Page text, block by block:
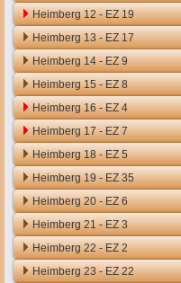
Heimberg 12 - EZ 19
Heimberg 13 - EZ 17
Heimberg 14 - EZ 9
Heimberg 15 - EZ 8
Heimberg 16 - EZ 4
Heimberg 17 - EZ 7
Heimberg 18 - EZ 5
Heimberg 19 - EZ 35
Heimberg 20 - EZ 6
Heimberg 21 - EZ 3
Heimberg 22 - EZ 2
Heimberg 23 - EZ 22